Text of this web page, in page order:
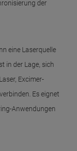
der
eine Laserquelle
in der Lage, sich
Excimer-
Es eignet
Anwendungen